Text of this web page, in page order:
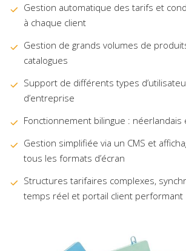
Gestion automatique des tarifs et
à chaque client
Gestion de grands volumes de
catalogues
Support de différents types
d’entreprise
Fonctionnement bilingue : néerlandais
Gestion simplifiée via un CMS et
tous les formats d’écran
Structures tarifaires complexes,
temps réel et portail client performant